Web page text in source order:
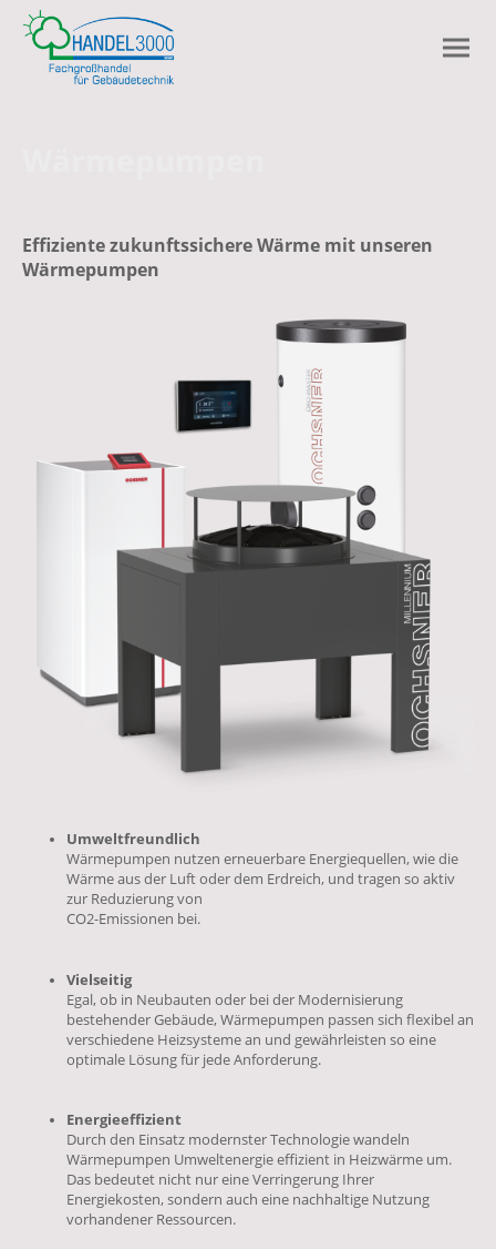
Effiziente zukunftssichere Wärme mit unseren
Wärmepumpen
Umweltfreundlich
Wärmepumpen nutzen erneuerbare Energiequellen, wie die
Wärme aus der Luft oder dem Erdreich, und tragen so aktiv
zur Reduzierung von
CO2-Emissionen bei.
Vielseitig
Egal, ob in Neubauten oder bei der Modernisierung
bestehender Gebäude, Wärmepumpen passen sich flexibel an
verschiedene Heizsysteme an und gewährleisten so eine
optimale Lösung für jede Anforderung.
Energieeffizient
Durch den Einsatz modernster Technologie wandeln
Wärmepumpen Umweltenergie effizient in Heizwärme um.
Das bedeutet nicht nur eine Verringerung Ihrer
Energiekosten, sondern auch eine nachhaltige Nutzung
vorhandener Ressourcen.